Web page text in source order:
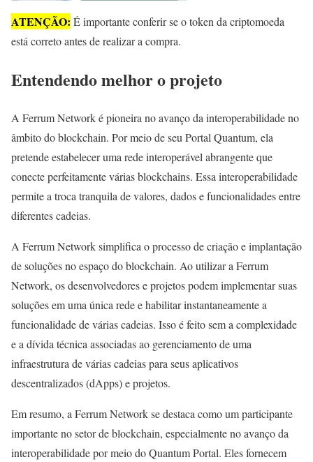
ATENÇÃO: É importante conferir se o token da criptomoeda
está correto antes de realizar a compra.
Entendendo melhor o projeto
A Ferrum Network é pioneira no avanço da interoperabilidade no
âmbito do blockchain. Por meio de seu Portal Quantum, ela
pretende estabelecer uma rede interoperável abrangente que
conecte perfeitamente várias blockchains. Essa interoperabilidade
permite a troca tranquila de valores, dados e funcionalidades entre
diferentes cadeias.
A Ferrum Network simplifica o processo de criação e implantação
de soluções no espaço do blockchain. Ao utilizar a Ferrum
Network, os desenvolvedores e projetos podem implementar suas
soluções em uma única rede e habilitar instantaneamente a
funcionalidade de várias cadeias. Isso é feito sem a complexidade
e a dívida técnica associadas ao gerenciamento de uma
infraestrutura de várias cadeias para seus aplicativos
descentralizados (dApps) e projetos.
Em resumo, a Ferrum Network se destaca como um participante
importante no setor de blockchain, especialmente no avanço da
interoperabilidade por meio do Quantum Portal. Eles fornecem